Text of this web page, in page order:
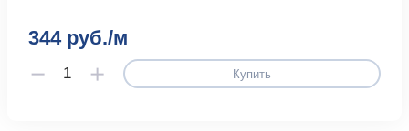
344 руб./м
Купить